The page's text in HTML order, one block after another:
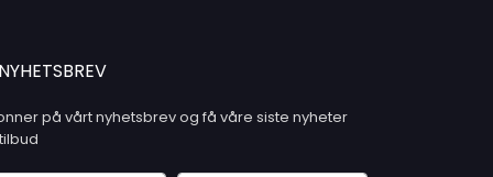
NYHETSBREV
på vårt nyhetsbrev og få våre siste nyheter